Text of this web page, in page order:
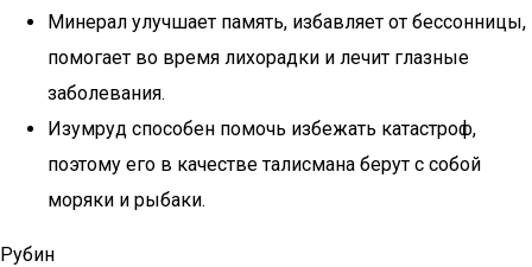
Минерал улучшает память, избавляет от бессонницы,
помогает во время лихорадки и лечит глазные
заболевания.
Изумруд способен помочь избежать катастроф,
поэтому его в качестве талисмана берут с собой
моряки и рыбаки.
Рубин